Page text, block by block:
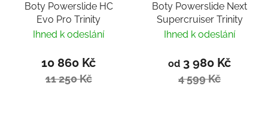
Boty Powerslide HC
Evo Pro Trinity
Ihned k odeslání
10 860 Kč
11 250 Kč
Boty Powerslide Next
Supercruiser Trinity
Ihned k odeslání
od 3 980 Kč
4 599 Kč